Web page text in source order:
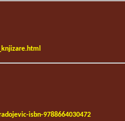
isbn-9788664030472